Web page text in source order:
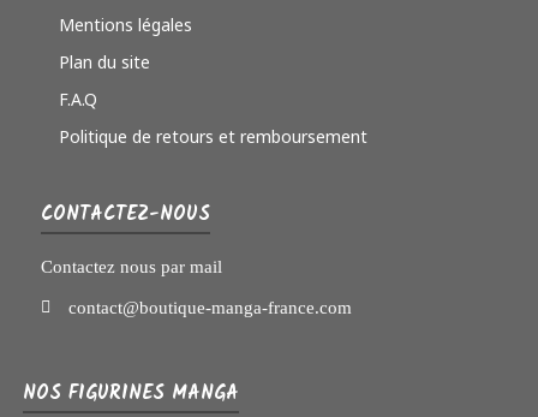
Mentions légales
Plan du site
F.A.Q
Politique de retours et remboursement
CONTACTEZ-NOUS
Contactez nous par mail
contact@boutique-manga-france.com
NOS FIGURINES MANGA